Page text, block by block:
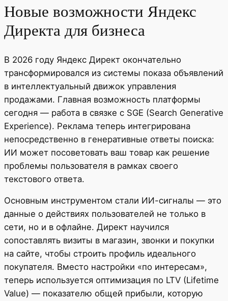
Новые возможности Яндекс
Директа для бизнеса
В 2026 году Яндекс Директ окончательно
трансформировался из системы показа объявлений
в интеллектуальный движок управления
продажами. Главная возможность платформы
сегодня — работа в связке с SGE (Search Generative
Experience). Реклама теперь интегрирована
непосредственно в генеративные ответы поиска:
ИИ может посоветовать ваш товар как решение
проблемы пользователя в рамках своего
текстового ответа.
Основным инструментом стали ИИ-сигналы — это
данные о действиях пользователей не только в
сети, но и в офлайне. Директ научился
сопоставлять визиты в магазин, звонки и покупки
на сайте, чтобы строить профиль идеального
покупателя. Вместо настройки «по интересам»,
теперь используется оптимизация по LTV (Lifetime
Value) — показателю общей прибыли, которую